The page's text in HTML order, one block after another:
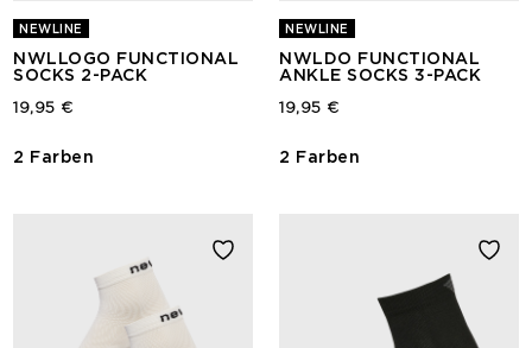
NEWLINE
NWLLOGO FUNCTIONAL
SOCKS 2-PACK
19,95 €
2 Farben
NEWLINE
NWLDO FUNCTIONAL
ANKLE SOCKS 3-PACK
19,95 €
2 Farben